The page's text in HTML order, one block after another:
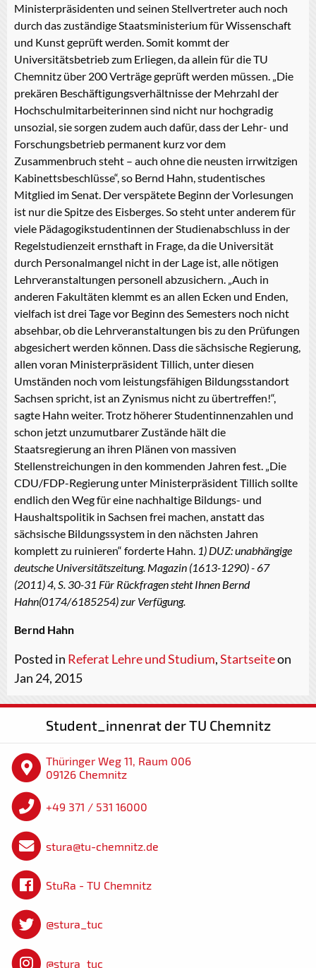
Ministerpräsidenten und seinen Stellvertreter auch noch
durch das zuständige Staatsministerium für Wissenschaft
und Kunst geprüft werden. Somit kommt der
Universitätsbetrieb zum Erliegen, da allein für die TU
Chemnitz über 200 Verträge geprüft werden müssen. „Die
prekären Beschäftigungsverhältnisse der Mehrzahl der
Hochschulmitarbeiterinnen sind nicht nur hochgradig
unsozial, sie sorgen zudem auch dafür, dass der Lehr- und
Forschungsbetrieb permanent kurz vor dem
Zusammenbruch steht – auch ohne die neusten irrwitzigen
Kabinettsbeschlüsse“, so Bernd Hahn, studentisches
Mitglied im Senat. Der verspätete Beginn der Vorlesungen
ist nur die Spitze des Eisberges. So steht unter anderem für
viele Pädagogikstudentinnen der Studienabschluss in der
Regelstudienzeit ernsthaft in Frage, da die Universität
durch Personalmangel nicht in der Lage ist, alle nötigen
Lehrveranstaltungen personell abzusichern. „Auch in
anderen Fakultäten klemmt es an allen Ecken und Enden,
vielfach ist drei Tage vor Beginn des Semesters noch nicht
absehbar, ob die Lehrveranstaltungen bis zu den Prüfungen
abgesichert werden können. Dass die sächsische Regierung,
allen voran Ministerpräsident Tillich, unter diesen
Umständen noch vom leistungsfähigen Bildungsstandort
Sachsen spricht, ist an Zynismus nicht zu übertreffen!“,
sagte Hahn weiter. Trotz höherer Studentinnenzahlen und
schon jetzt unzumutbarer Zustände hält die
Staatsregierung an ihren Plänen von massiven
Stellenstreichungen in den kommenden Jahren fest. „Die
CDU/FDP-Regierung unter Ministerpräsident Tillich sollte
endlich den Weg für eine nachhaltige Bildungs- und
Haushaltspolitik in Sachsen frei machen, anstatt das
sächsische Bildungssystem in den nächsten Jahren
komplett zu ruinieren“ forderte Hahn. 1) DUZ: unabhängige
deutsche Universitätszeitung. Magazin (1613-1290) - 67
(2011) 4, S. 30-31 Für Rückfragen steht Ihnen Bernd
Hahn(0174/6185254) zur Verfügung.
Bernd Hahn
Posted in Referat Lehre und Studium,Startseiteon
Jan 24, 2015
Student_innenrat der TU Chemnitz
Thüringer Weg 11, Raum 006
09126 Chemnitz
+49 371 / 531 16000
stura@tu-chemnitz.de
StuRa - TU Chemnitz
@stura_tuc
@stura_tuc